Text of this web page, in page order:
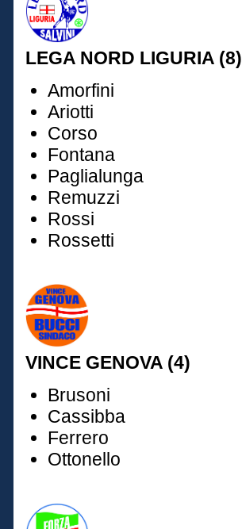
LEGA NORD LIGURIA (8)
Amorfini
Ariotti
Corso
Fontana
Paglialunga
Remuzzi
Rossi
Rossetti
VINCE GENOVA (4)
Brusoni
Cassibba
Ferrero
Ottonello